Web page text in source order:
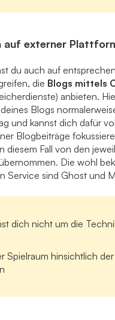
auf externer
du auch auf
die Blogs mittels
anbieten.
Blogs
und kannst dich dafür
Blogbeiträge
diesem Fall von den
Die wohl
Service sind Ghost und
dich nicht um die
Spielraum hinsichtlich der